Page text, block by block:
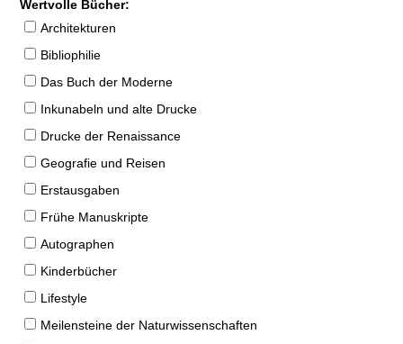
Wertvolle Bücher:
Architekturen
Bibliophilie
Das Buch der Moderne
Inkunabeln und alte Drucke
Drucke der Renaissance
Geografie und Reisen
Erstausgaben
Frühe Manuskripte
Autographen
Kinderbücher
Lifestyle
Meilensteine der Naturwissenschaften